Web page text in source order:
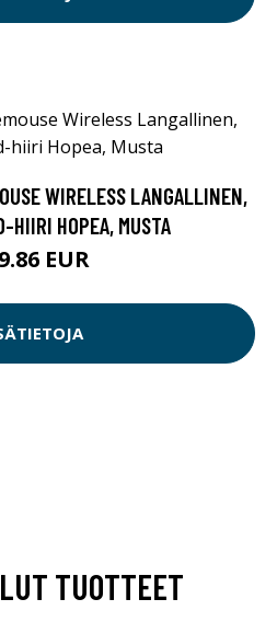
WIRELESS LANGALLINEN,
HIIRI HOPEA, MUSTA
EUR
TUOTTEET